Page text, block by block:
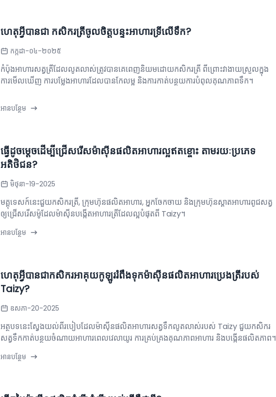
ហេតុអ្វីបានជា កសិករ​ត្រីចូលចិត្តបន្ទះអាហារទ្រីលើទឹក?
កក្កដា-០៤-២០២៥
កំប៉ុងអាហារសត្វត្រីដែលលូតលាស់ត្រូវបានគេពេញនិយមដោយកសិករ​ត្រី ពីព្រោះវាងាយស្រួលក្នុង
ការមើលឃើញ ការបម្លែងអាហារដែលបានកែលម្អ និងការកាត់បន្ថយការបំពុលគុណភាពទឹក។
អានបន្ថែម
ធ្វើដូចម្តេចដើម្បីជ្រើសរើសម៉ាស៊ីនផលិតអាហារល្អឥតខ្ចោះ តាមរយៈប្រភេទ
អតិថិជន?
មិថុនា-19-2025
មគ្គុទេសក៍នេះជួយកសិករ​ត្រី, ក្រុមហ៊ុនផលិតអាហារ, អ្នកចែកចាយ និងក្រុមហ៊ុនស្តាតអាហារពូជសត្វ
ឲ្យជ្រើសរើសម៉ូដែលម៉ាស៊ីនបង្កើតអាហារត្រីដែលល្អបំផុតពី Taizy។
អានបន្ថែម
ហេតុអ្វីបានជា​កសិករ​អាគុយ​កូឡូរ​រំពឹង​ទុកម៉ាស៊ីនផលិតអាហារប្រេងត្រីរបស់
Taizy?
ឧសភា-20-2025
អត្ថបទនេះស្វែងយល់ពីរបៀបដែលម៉ាស៊ីនផលិតអាហារសត្វទឹកលូតលាស់របស់ Taizy ជួយកសិករ​
សត្វទឹកកាត់បន្ថយចំណាយអាហារពេលវេលាយូរ ការគ្រប់គ្រងគុណភាពអាហារ និងបង្កើនផលិតភាព។
អានបន្ថែម